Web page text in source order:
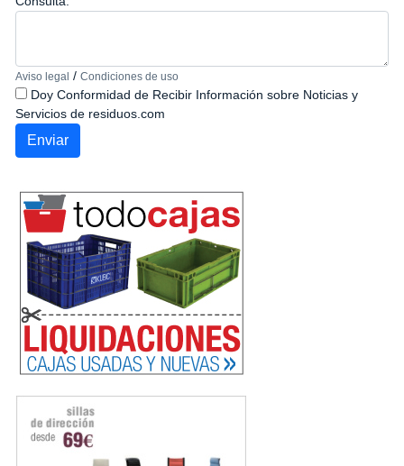
Aviso legal / Condiciones de uso
Doy Conformidad de Recibir Información sobre Noticias y
Servicios de residuos.com